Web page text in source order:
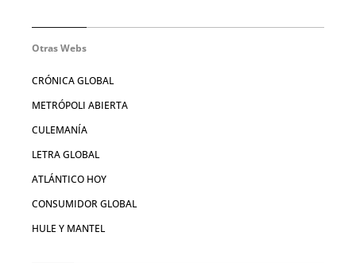
Otras Webs
CRÓNICA GLOBAL
METRÓPOLI ABIERTA
CULEMANÍA
LETRA GLOBAL
ATLÁNTICO HOY
CONSUMIDOR GLOBAL
HULE Y MANTEL